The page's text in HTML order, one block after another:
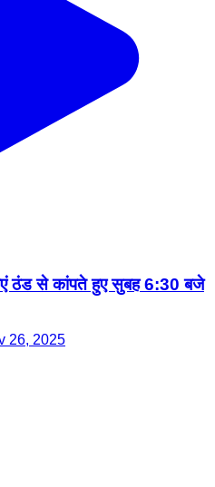
ठंड से कांपते हुए सुबह 6:30 बजे
26, 2025